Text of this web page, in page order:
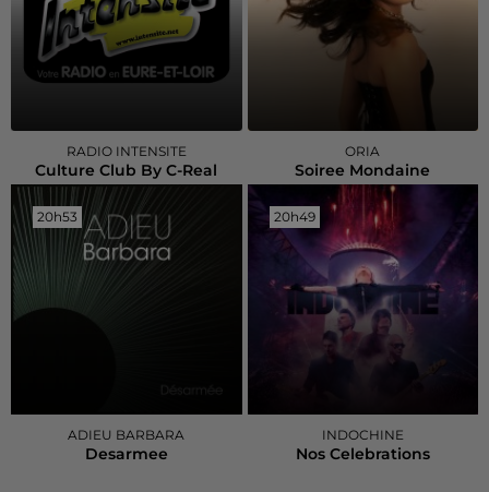
RADIO INTENSITE
Culture Club By C-Real
ORIA
Soiree Mondaine
20h53
20h53
ADIEU BARBARA
Desarmee
20h49
20h49
INDOCHINE
Nos Celebrations